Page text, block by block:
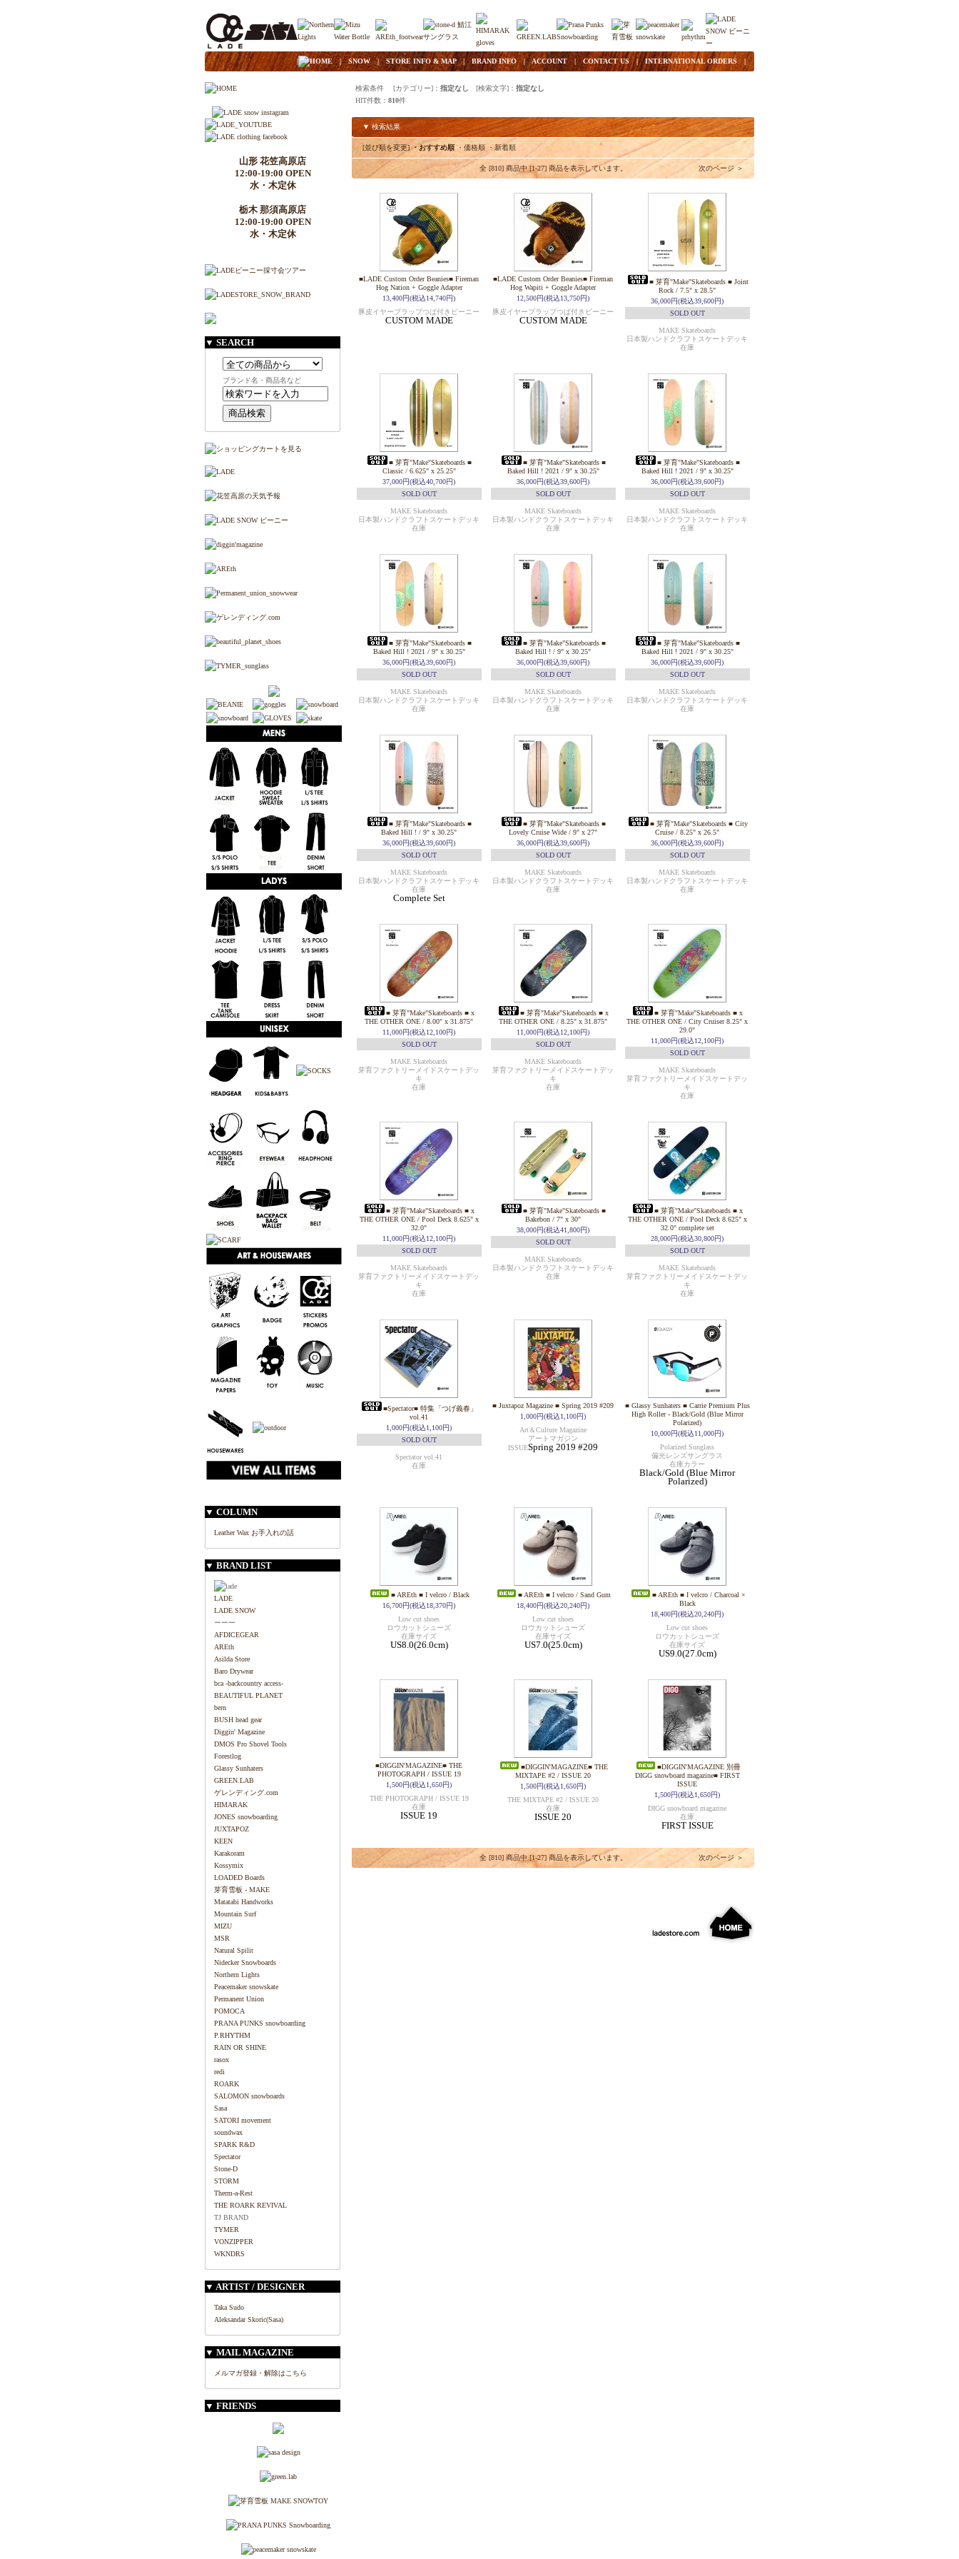
| HOME|SNOW| STORE INFO & MAP|BRAND INFO|ACCOUNT|CONTACT US |INTERNATIONAL ORDERS |
山形 花笠高原店
12:00-19:00 OPEN
水・木定休
栃木 那須高原店
12:00-19:00 OPEN
水・木定休
▼ SEARCH
ブランド名・商品名など
▼ COLUMN
Leather Wax お手入れの話
▼ BRAND LIST
LADE
LADE SNOW
ーーー
AFDICEGEAR
AREth
Asilda Store
Baro Drywear
bca -backcountry access-
BEAUTIFUL PLANET
bern
BUSH head gear
Diggin' Magazine
DMOS Pro Shovel Tools
Forestlog
Glassy Sunhaters
GREEN.LAB
ゲレンディング.com
HIMARAK
JONES snowboarding
JUXTAPOZ
KEEN
Karakoram
Kossymix
LOADED Boards
芽育雪板 - MAKE
Matatabi Handworks
Mountain Surf
MIZU
MSR
Natural Spilit
Nidecker Snowboards
Northern Lights
Peacemaker snowskate
Permanent Union
POMOCA
PRANA PUNKS snowboarding
P.RHYTHM
RAIN OR SHINE
rasox
redi
ROARK
SALOMON snowboards
Sasa
SATORI movement
soundwax
SPARK R&D
Spectator
Stone-D
STORM
Therm-a-Rest
THE ROARK REVIVAL
TJ BRAND
TYMER
VONZIPPER
WKNDRS
▼ ARTIST / DESIGNER
Taka Sudo
Aleksandar Skoric(Sasa)
▼ MAIL MAGAZINE
メルマガ登録・解除はこちら
▼ FRIENDS
検索条件 [カテゴリー]： 指定なし [検索文字]： 指定なし
HIT件数： 810件
▼ 検索結果
[並び順を変更]・おすすめ順 ・価格順 ・新着順
全 [810] 商品中 [1-27] 商品を表示しています。 次のページ ＞
■LADE Custom Order Beanies■ Fireman
Hog Nation + Goggle Adapter
13,400円(税込14,740円)
豚皮イヤープラップつば付きビーニー
CUSTOM MADE
■LADE Custom Order Beanies■ Fireman
Hog Wapiti + Goggle Adapter
12,500円(税込13,750円)
豚皮イヤープラップつば付きビーニー
CUSTOM MADE
■ 芽育"Make"Skateboards ■ Joint
Rock / 7.5" x 28.5"
36,000円(税込39,600円)
SOLD OUT
MAKE Skateboards
日本製ハンドクラフトスケートデッキ
在庫
■ 芽育"Make"Skateboards ■
Classic / 6.625" x 25.25"
37,000円(税込40,700円)
SOLD OUT
MAKE Skateboards
日本製ハンドクラフトスケートデッキ
在庫
■ 芽育"Make"Skateboards ■
Baked Hill ! 2021 / 9" x 30.25"
36,000円(税込39,600円)
SOLD OUT
MAKE Skateboards
日本製ハンドクラフトスケートデッキ
在庫
■ 芽育"Make"Skateboards ■
Baked Hill ! 2021 / 9" x 30.25"
36,000円(税込39,600円)
SOLD OUT
MAKE Skateboards
日本製ハンドクラフトスケートデッキ
在庫
■ 芽育"Make"Skateboards ■
Baked Hill ! 2021 / 9" x 30.25"
36,000円(税込39,600円)
SOLD OUT
MAKE Skateboards
日本製ハンドクラフトスケートデッキ
在庫
■ 芽育"Make"Skateboards ■
Baked Hill ! / 9" x 30.25"
36,000円(税込39,600円)
SOLD OUT
MAKE Skateboards
日本製ハンドクラフトスケートデッキ
在庫
■ 芽育"Make"Skateboards ■
Baked Hill ! 2021 / 9" x 30.25"
36,000円(税込39,600円)
SOLD OUT
MAKE Skateboards
日本製ハンドクラフトスケートデッキ
在庫
■ 芽育"Make"Skateboards ■
Baked Hill ! / 9" x 30.25"
36,000円(税込39,600円)
SOLD OUT
MAKE Skateboards
日本製ハンドクラフトスケートデッキ
在庫
Complete Set
■ 芽育"Make"Skateboards ■
Lovely Cruise Wide / 9" x 27"
36,000円(税込39,600円)
SOLD OUT
MAKE Skateboards
日本製ハンドクラフトスケートデッキ
在庫
■ 芽育"Make"Skateboards ■ City
Cruise / 8.25" x 26.5"
36,000円(税込39,600円)
SOLD OUT
MAKE Skateboards
日本製ハンドクラフトスケートデッキ
在庫
■ 芽育"Make"Skateboards ■ x
THE OTHER ONE / 8.00" x 31.875"
11,000円(税込12,100円)
SOLD OUT
MAKE Skateboards
芽育ファクトリーメイドスケートデッ
キ
在庫
■ 芽育"Make"Skateboards ■ x
THE OTHER ONE / 8.25" x 31.875"
11,000円(税込12,100円)
SOLD OUT
MAKE Skateboards
芽育ファクトリーメイドスケートデッ
キ
在庫
■ 芽育"Make"Skateboards ■ x
THE OTHER ONE / City Cruiser 8.25" x
29.0"
11,000円(税込12,100円)
SOLD OUT
MAKE Skateboards
芽育ファクトリーメイドスケートデッ
キ
在庫
■ 芽育"Make"Skateboards ■ x
THE OTHER ONE / Pool Deck 8.625" x
32.0"
11,000円(税込12,100円)
SOLD OUT
MAKE Skateboards
芽育ファクトリーメイドスケートデッ
キ
在庫
■ 芽育"Make"Skateboards ■
Bakebon / 7" x 30"
38,000円(税込41,800円)
SOLD OUT
MAKE Skateboards
日本製ハンドクラフトスケートデッキ
在庫
■ 芽育"Make"Skateboards ■ x
THE OTHER ONE / Pool Deck 8.625" x
32.0" complete set
28,000円(税込30,800円)
SOLD OUT
MAKE Skateboards
芽育ファクトリーメイドスケートデッ
キ
在庫
■Spectator■ 特集「つげ義春」
vol.41
1,000円(税込1,100円)
SOLD OUT
Spectator vol.41
在庫
■ Juxtapoz Magazine ■ Spring 2019 #209
1,000円(税込1,100円)
Art＆Culture Magazine
アートマガジン
ISSUESpring 2019 #209
■ Glassy Sunhaters ■ Carrie Premium Plus
High Roller - Black/Gold (Blue Mirror
Polarized)
10,000円(税込11,000円)
Polarized Sunglass
偏光レンズサングラス
在庫カラー
Black/Gold (Blue Mirror
Polarized)
■ AREth ■ I velcro / Black
16,700円(税込18,370円)
Low cut shoes
ロウカットシューズ
在庫サイズ
US8.0(26.0cm)
■ AREth ■ I velcro / Sand Gum
18,400円(税込20,240円)
Low cut shoes
ロウカットシューズ
在庫サイズ
US7.0(25.0cm)
■ AREth ■ I velcro / Charcoal ×
Black
18,400円(税込20,240円)
Low cut shoes
ロウカットシューズ
在庫サイズ
US9.0(27.0cm)
■DIGGIN'MAGAZINE■ THE
PHOTOGRAPH / ISSUE 19
1,500円(税込1,650円)
THE PHOTOGRAPH / ISSUE 19
在庫
ISSUE 19
■DIGGIN'MAGAZINE■ THE
MIXTAPE #2 / ISSUE 20
1,500円(税込1,650円)
THE MIXTAPE #2 / ISSUE 20
在庫
ISSUE 20
■DIGGIN'MAGAZINE 別冊
DIGG snowboard magazine■ FIRST
ISSUE
1,500円(税込1,650円)
DIGG snowboard magazine
在庫
FIRST ISSUE
全 [810] 商品中 [1-27] 商品を表示しています。 次のページ ＞